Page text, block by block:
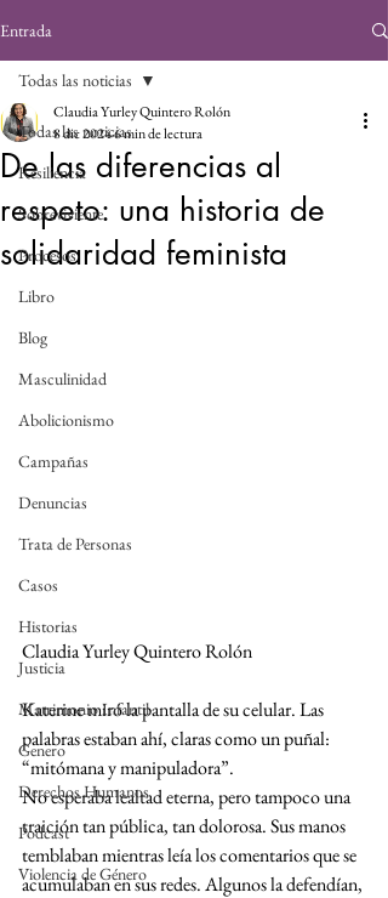
Entrada
Todas las noticias
Resiliencia
Sobreviviente
Procesos
Libro
Blog
Masculinidad
Abolicionismo
Campañas
Denuncias
Trata de Personas
Casos
Historias
Justicia
Matrimonio Infantil
Genero
Derechos Humanos
Podcast
Violencia de Género
Todas las noticias
De las diferencias al
respeto: una historia de
solidaridad feminista
Claudia Yurley Quintero Rolón
8 dic 20246 min de lectura
Claudia Yurley Quintero Rolón
Katerine miró la pantalla de su celular. Las
palabras estaban ahí, claras como un puñal:
“mitómana y manipuladora”.
No esperaba lealtad eterna, pero tampoco una
traición tan pública, tan dolorosa. Sus manos
temblaban mientras leía los comentarios que se
acumulaban en sus redes. Algunos la defendían,